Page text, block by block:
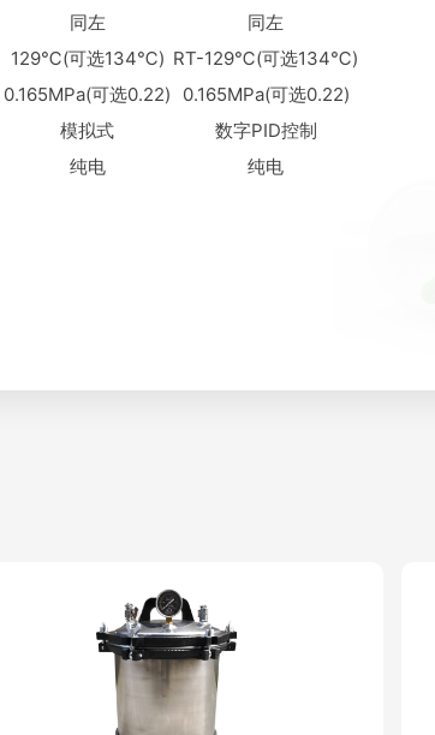
同左
同左
129℃(可选134℃) RT-129℃(可选134℃)
0.165MPa(可选0.22)
0.165MPa(可选0.22)
模拟式
数字PID控制
纯电 纯电